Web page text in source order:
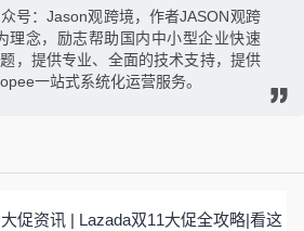
号：Jason观跨境，作者JASON观跨
理念，励志帮助国内中小型企业快速
，提供专业、全面的技术支持，提供
一站式系统化运营服务。
大促资讯 | Lazada双11大促全攻略|看这